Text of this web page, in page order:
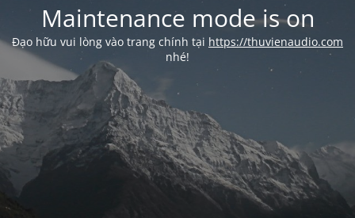
Maintenance mode is on
Đạo hữu vui lòng vào trang chính tại https://thuvienaudio.com
nhé!